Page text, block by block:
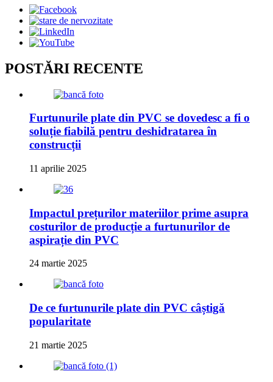
POSTĂRI RECENTE
Furtunurile plate din PVC se dovedesc a fi o
soluție fiabilă pentru deshidratarea în
construcții
11 aprilie 2025
Impactul prețurilor materiilor prime asupra
costurilor de producție a furtunurilor de
aspirație din PVC
24 martie 2025
De ce furtunurile plate din PVC câștigă
popularitate
21 martie 2025